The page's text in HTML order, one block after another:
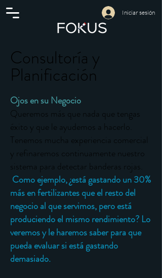
Iniciar sesión
Consultoría y
Planificación
Ojos en su Negocio
​Queremos más que nada que tengas
éxito y que le ayudemos a hacerlo.
Tenemos mucha experiencia comercial
y refinaremos continuamente nuestro
sistema para detectar banderas rojas.
Como ejemplo, ¿está gastando un 30%
más en fertilizantes que el resto del
negocio al que servimos, pero está
produciendo el mismo rendimiento? Lo
veremos y le haremos saber para que
pueda evaluar si está gastando
demasiado.